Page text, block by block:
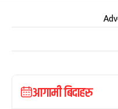
आगामी बिदाहरु